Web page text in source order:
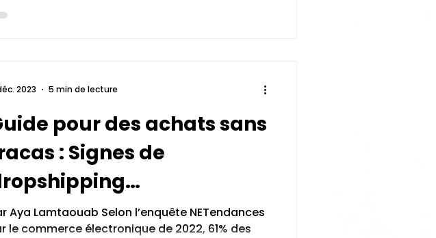
pour des achats sans
: Signes de
Aya Lamtaouab Selon l’enquête NETendances
le commerce électronique de 2022, 61% des
2023 5 min de lecture